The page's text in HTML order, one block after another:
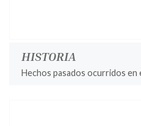
HISTORIA
Hechos pasados ocurridos en